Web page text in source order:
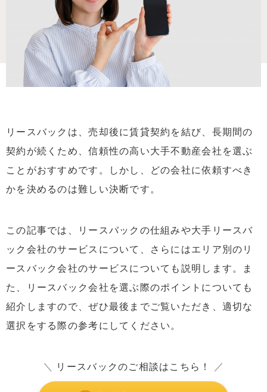
リースバックは、売却後に賃貸契約を結び、長期間の
契約が続くため、信頼性の高い大手不動産会社を選ぶ
ことがおすすめです。しかし、どの会社に依頼すべき
かを決めるのは難しい決断です。
この記事では、リースバックの仕組みや大手リースバ
ック会社のサービスについて、さらにはエリア別のリ
ースバック会社のサービスについても説明します。ま
た、リースバック会社を選ぶ際のポイントについても
紹介しますので、ぜひ最後までご覧いただき、適切な
選択をする際の参考にしてください。
＼ リースバックのご相談はこちら！ ／